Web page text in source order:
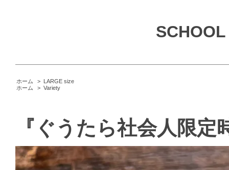
SCHOOL
ホーム > LARGE size
ホーム
> Variety
『ぐうたら社会人限